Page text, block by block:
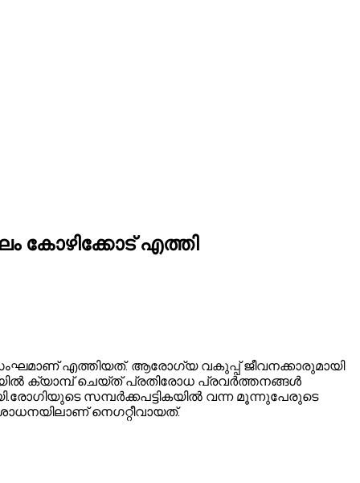
കോഴിക്കോട് എത്തി
എത്തിയത്. ആരോഗ്യ വകുപ്പ് ജീവനക്കാരുമായി
ക്യാമ്പ് ചെയ്ത് പ്രതിരോധ പ്രവർത്തനങ്ങൾ
സമ്പർക്കപട്ടികയിൽ വന്ന മൂന്നുപേരുടെ
നെഗറ്റീവായത്.